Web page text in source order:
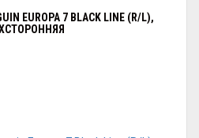
EUROPA 7 BLACK LINE (R/L),